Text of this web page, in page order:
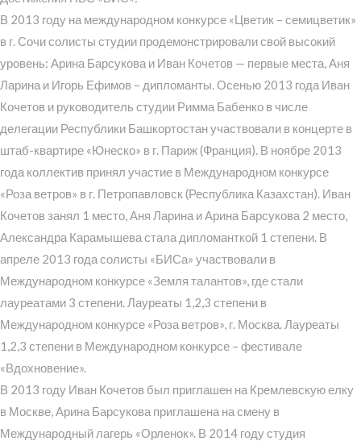
В 2013 году на международном конкурсе «Цветик – семицветик»
в г. Сочи солисты студии продемонстрировали свой высокий
уровень: Арина Барсукова и Иван Кочетов — первые места, Аня
Ларина и Игорь Ефимов – дипломанты. Осенью 2013 года Иван
Кочетов и руководитель студии Римма Бабенко в числе
делегации Республики Башкортостан участвовали в концерте в
штаб-квартире «Юнеско» в г. Париж (Франция). В ноябре 2013
года коллектив принял участие в Международном конкурсе
«Роза ветров» в г. Петропавловск (Республика Казахстан). Иван
Кочетов занял 1 место, Аня Ларина и Арина Барсукова 2 место,
Александра Карамышева стала дипломанткой 1 степени. В
апреле 2013 года солисты «БИСа» участвовали в
Международном конкурсе «Земля талантов», где стали
лауреатами 3 степени. Лауреаты 1,2,3 степени в
Международном конкурсе «Роза ветров», г. Москва. Лауреаты
1,2,3 степени в Международном конкурсе – фестивале
«Вдохновение».
В 2013 году Иван Кочетов был приглашен на Кремлевскую елку
в Москве, Арина Барсукова приглашена на смену в
Международный лагерь «Орленок». В 2014 году студия